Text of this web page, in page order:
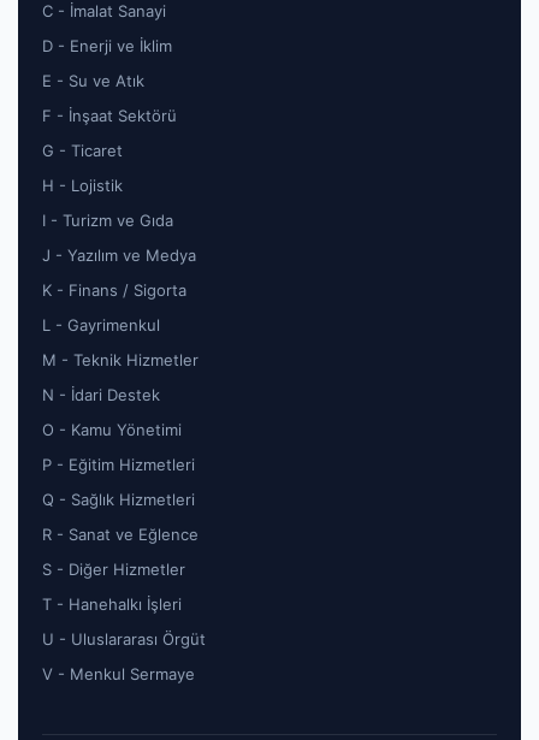
C - İmalat Sanayi
D - Enerji ve İklim
E - Su ve Atık
F - İnşaat Sektörü
G - Ticaret
H - Lojistik
I - Turizm ve Gıda
J - Yazılım ve Medya
K - Finans / Sigorta
L - Gayrimenkul
M - Teknik Hizmetler
N - İdari Destek
O - Kamu Yönetimi
P - Eğitim Hizmetleri
Q - Sağlık Hizmetleri
R - Sanat ve Eğlence
S - Diğer Hizmetler
T - Hanehalkı İşleri
U - Uluslararası Örgüt
V - Menkul Sermaye